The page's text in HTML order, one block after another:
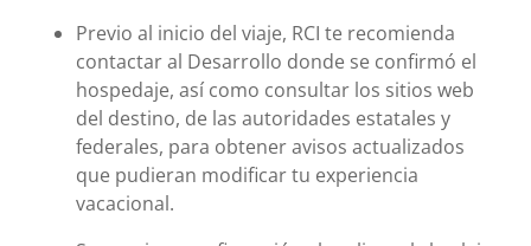
Previo al inicio del viaje, RCI te recomienda
contactar al Desarrollo donde se confirmó el
hospedaje, así como consultar los sitios web
del destino, de las autoridades estatales y
federales, para obtener avisos actualizados
que pudieran modificar tu experiencia
vacacional.